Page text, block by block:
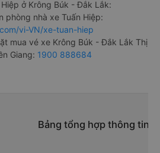
ở Krông Búk - Đắk Lắk:
phòng nhà xe Tuấn Hiệp:
vi-VN/xe-tuan-hiep
mua vé xe Krông Búk - Đắk Lắk Thị
Giang: 1900 888684
Bảng tổng hợp thông tin